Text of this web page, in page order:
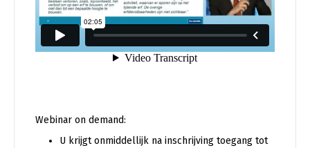
Webinar on demand:
U krijgt onmiddellijk na inschrijving toegang tot